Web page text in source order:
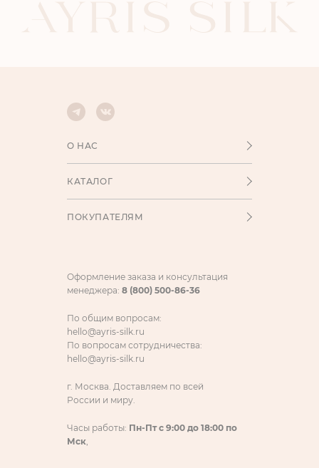
О НАС
КАТАЛОГ
ПОКУПАТЕЛЯМ
Оформление заказа и консультация
менеджера: 8 (800) 500-86-36
По общим вопросам:
hello@ayris-silk.ru
По вопросам сотрудничества:
hello@ayris-silk.ru
г. Москва. Доставляем по всей
России и миру.
Часы работы: Пн-Пт с 9:00 до 18:00 по
Мск,